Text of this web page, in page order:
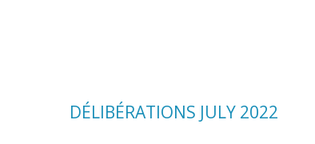
DÉLIBÉRATIONS JULY 2022